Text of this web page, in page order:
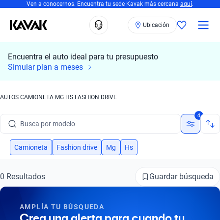
Ven a conocernos. Encuentra tu sede Kavak más cercana aquí.
Ubicación
Encuentra el auto ideal para tu presupuesto
Simular plan a meses
AUTOS CAMIONETA MG HS FASHION DRIVE
Busca por modelo
Busca por versión
Busca por marca
Busca por modelo
4
Camioneta Fashion drive Mg Hs
0 Resultados Guardar búsqueda
AMPLÍA TU BÚSQUEDA